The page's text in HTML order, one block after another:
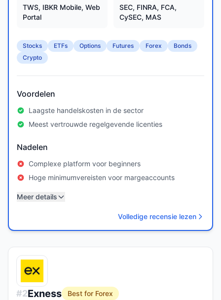
TWS, IBKR Mobile, Web
Portal
SEC, FINRA, FCA,
CySEC, MAS
Stocks ETFs Options Futures Forex
Bonds
Crypto
Voordelen
Laagste handelskosten in de sector
Meest vertrouwde regelgevende licenties
Nadelen
Complexe platform voor beginners
Hoge minimumvereisten voor margeaccounts
Meer details
Volledige recensie lezen
#2Exness
Best for Forex